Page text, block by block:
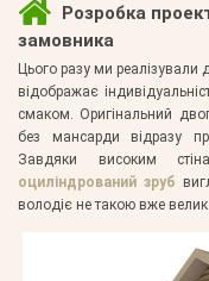
Розробка
замовника
Цього разу ми реалізували
відображає
смаком. Оригінальний
без мансарди відразу
Завдяки високим
оциліндрований зруб
володіє не такою вже